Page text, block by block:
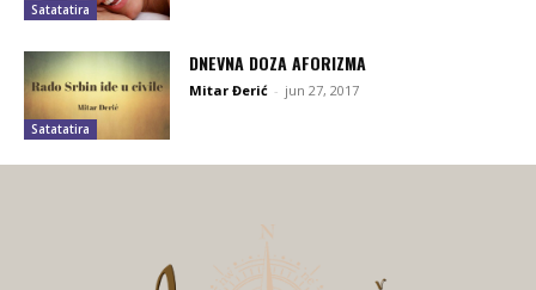
Satatatira
Satatatira
DNEVNA DOZA AFORIZMA
Mitar Đerić - jun 27, 2017